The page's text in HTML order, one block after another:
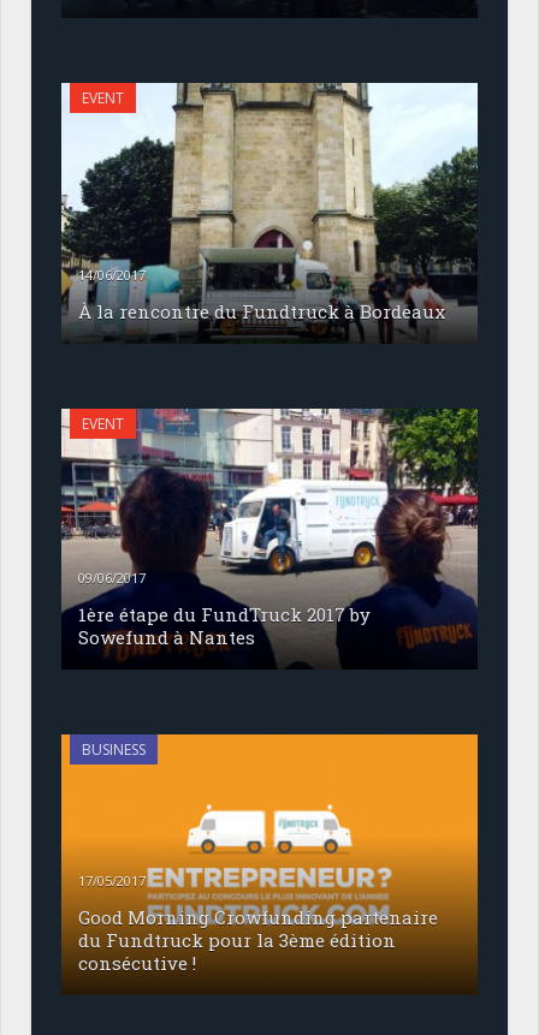
EVENT
14/06/2017
À la rencontre du Fundtruck à Bordeaux
EVENT
09/06/2017
1ère étape du FundTruck 2017 by
Sowefund à Nantes
BUSINESS
17/05/2017
Good Morning Crowfunding partenaire
du Fundtruck pour la 3ème édition
consécutive !